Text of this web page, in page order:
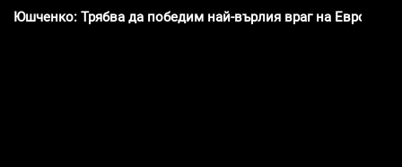
Юшченко: Трябва да победим най-върлия враг на Европа и